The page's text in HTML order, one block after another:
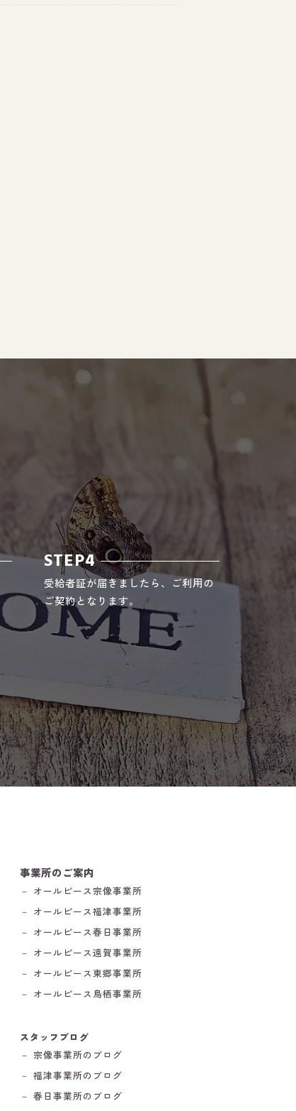
STEP4
受給者証が届きましたら、ご利用の
ご契約となります。
事業所のご案内
－ オールピース宗像事業所
－ オールピース福津事業所
－ オールピース春日事業所
－ オールピース遠賀事業所
－ オールピース東郷事業所
－ オールピース鳥栖事業所
スタッフブログ
－ 宗像事業所のブログ
－ 福津事業所のブログ
－ 春日事業所のブログ